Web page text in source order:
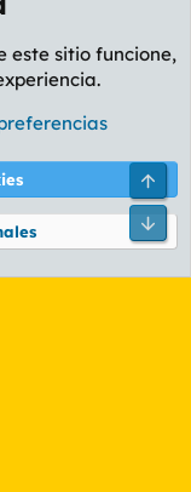
privacidad Ayuda
Ltd.
este sitio funcione,
Pie